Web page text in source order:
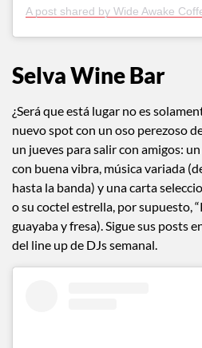
A post shared by Wide Awake
Selva Wine Bar
¿Será que está lugar no es
nuevo spot con un oso perezoso
un jueves para salir con amigos:
con buena vibra, música variada
hasta la banda) y una carta
o su coctel estrella, por supuesto,
guayaba y fresa). Sigue sus posts
del line up de DJs semanal.